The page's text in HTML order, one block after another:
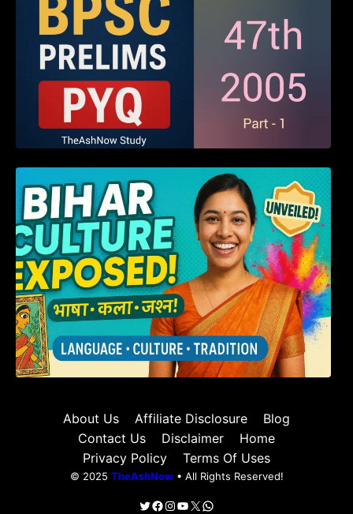
हम बिहारवासी: भाषाओं व संस्कृतियों की धरोहर “हमारा
बिहार”
About Us Affiliate Disclosure
Blog
Contact Us
Disclaimer
Home
Privacy Policy
Terms Of Uses
© 2025 TheAshNow• All Rights Reserved!
Twitter
Facebook
Instagram
YouTube
X WhatsApp